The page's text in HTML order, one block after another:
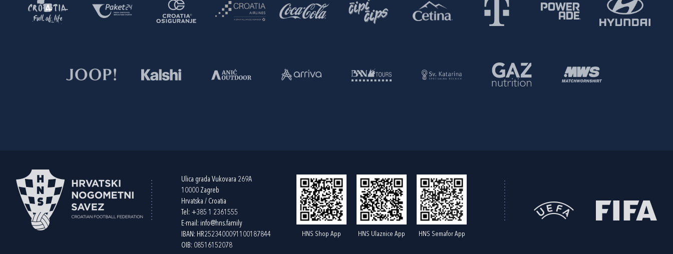
Ulica grada Vukovara 269A
10000 Zagreb
Hrvatska / Croatia
Tel: +385 1 2361555
E-mail: info@hns.family
IBAN: HR2523400091100187844
OIB: 08516152078
HNS Shop App HNS Ulaznice App HNS Semafor App